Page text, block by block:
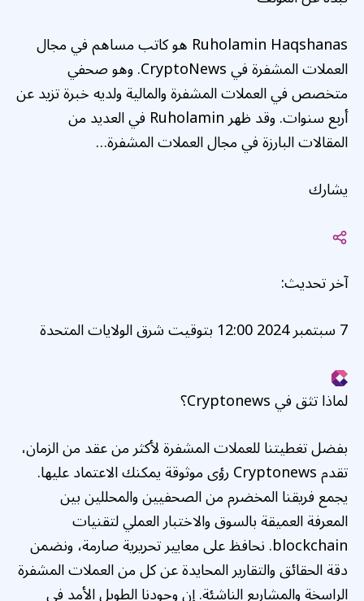
Ruholamin Haqshanas هو كاتب مساهم في مجال
العملات المشفرة في CryptoNews. وهو صحفي
متخصص في العملات المشفرة والمالية ولديه خبرة تزيد عن
أربع سنوات. وقد ظهر Ruholamin في العديد من
المقالات البارزة في مجال العملات المشفرة…
يشارك
آخر تحديث:
7 سبتمبر 2024 12:00 بتوقيت شرق الولايات المتحدة
لماذا تثق في Cryptonews؟
بفضل تغطيتنا للعملات المشفرة لأكثر من عقد من الزمان،
تقدم Cryptonews رؤى موثوقة يمكنك الاعتماد عليها.
يجمع فريقنا المخضرم من الصحفيين والمحللين بين
المعرفة العميقة بالسوق والاختبار العملي لتقنيات
blockchain. نحافظ على معايير تحريرية صارمة، ونضمن
دقة الحقائق والتقارير المحايدة عن كل من العملات المشفرة
الراسخة والمشاريع الناشئة. إن وجودنا الطويل الأمد في